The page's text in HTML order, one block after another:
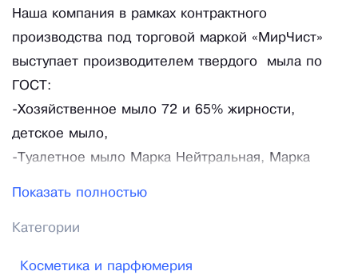
Наша компания в рамках контрактного
производства под торговой маркой «МирЧист»
выступает производителем твердого мыла по
ГОСТ:
-Хозяйственное мыло 72 и 65% жирности,
детское мыло,
-Туалетное мыло Марка Нейтральная, Марка
-в розницу
Показать полностью
Категории
Косметика и парфюмерия